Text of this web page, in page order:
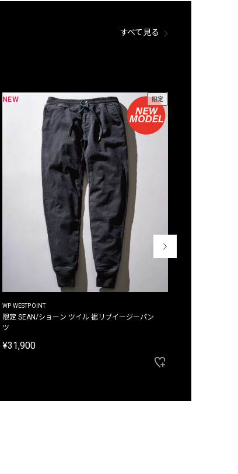
すべて見る
NEW 限定
WP WESTPOINT
限定 SEAN/ショーン ツイル 裾リブイージーパン
ツ
¥31,900